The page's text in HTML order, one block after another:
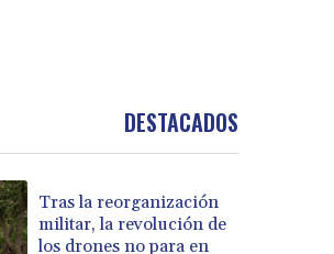
DESTACADOS
Tras la reorganización
militar, la revolución de
los drones no para en